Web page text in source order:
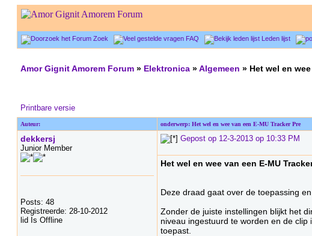
Zoek FAQ Leden lijst
Amor Gignit Amorem Forum » Elektronica »Algemeen » Het wel en
Printbare versie
Auteur: onderwerp: Het wel en wee van een E-MU Tracker Pre
dekkersj
Junior Member
Posts: 48
Registreerde: 28-10-2012
lid Is Offline
Gepost op 12-3-2013 op 10:33 PM
Het wel en wee van een E-MU
Deze draad gaat over de toepassing
Zonder de juiste instellingen blijkt het
niveau ingestuurd te worden en de
toepast.